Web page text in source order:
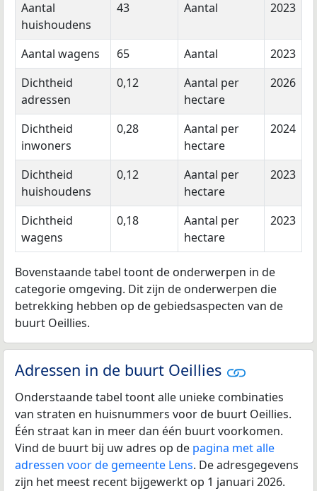
Aantal
huishoudens
43 Aantal 2023
Aantal wagens 65 Aantal
2023
Dichtheid
adressen
0,12
Aantal per
hectare
2026
Dichtheid
inwoners
0,28
Aantal per
hectare
2024
Dichtheid
huishoudens
0,12
Aantal per
hectare
2023
Dichtheid
wagens
0,18
Aantal per
hectare
2023
Bovenstaande tabel toont de onderwerpen in de
categorie omgeving. Dit zijn de onderwerpen die
betrekking hebben op de gebiedsaspecten van de
buurt Oeillies.
Adressen in de buurt Oeillies
Onderstaande tabel toont alle unieke combinaties
van straten en huisnummers voor de buurt Oeillies.
Één straat kan in meer dan één buurt voorkomen.
Vind de buurt bij uw adres op de pagina met alle
adressen voor de gemeente Lens. De adresgegevens
zijn het meest recent bijgewerkt op 1 januari 2026.